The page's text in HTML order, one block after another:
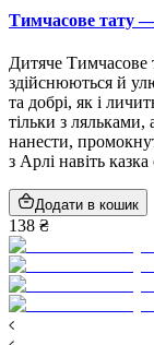
Тимчасове тату
Дитяче Тимчасове
здійснюються й
та добрі, як і
тільки з
нанести,
з Арлі навіть
Додати в кошик
138 ₴